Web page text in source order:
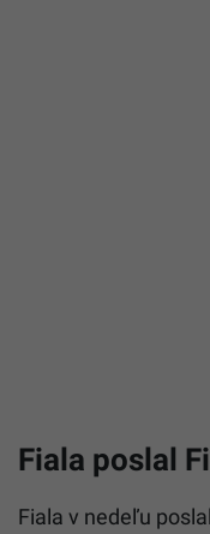
Fiala poslal
Fiala v nedeľu